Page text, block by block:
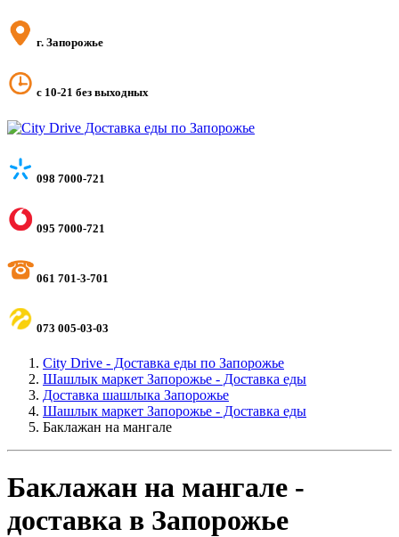
г. Запорожье
с 10-21 без выходных
098 7000-721
095 7000-721
061 701-3-701
073 005-03-03
City Drive - Доставка еды по Запорожье
Шашлык маркет Запорожье - Доставка еды
Доставка шашлыка Запорожье
Шашлык маркет Запорожье - Доставка еды
Баклажан на мангале
Баклажан на мангале -
доставка в Запорожье